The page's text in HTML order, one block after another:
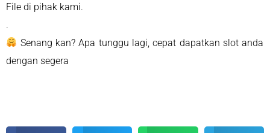
File di pihak kami.
.
Senang kan? Apa tunggu lagi, cepat dapatkan slot anda
dengan segera